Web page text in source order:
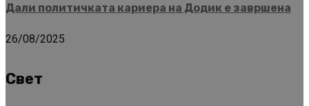
Дали политичката кариера на Додик е завршена
26/08/2025
Свет